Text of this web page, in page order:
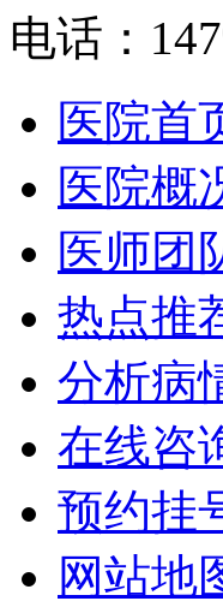
电话：
医院首
医院概
医师团
热点推
分析病
在线咨
预约挂
网站地